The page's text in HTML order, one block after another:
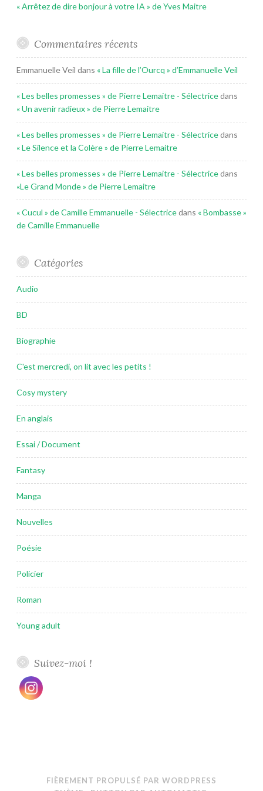
« Arrêtez de dire bonjour à votre IA » de Yves Maitre
Commentaires récents
Emmanuelle Veil dans « La fille de l’Ourcq » d’Emmanuelle Veil
« Les belles promesses » de Pierre Lemaitre - Sélectricedans
« Un avenir radieux » de Pierre Lemaitre
« Les belles promesses » de Pierre Lemaitre - Sélectricedans
« Le Silence et la Colère » de Pierre Lemaitre
« Les belles promesses » de Pierre Lemaitre - Sélectricedans
«Le Grand Monde » de Pierre Lemaitre
« Cucul » de Camille Emmanuelle - Sélectricedans « Bombasse »
de Camille Emmanuelle
Catégories
Audio
BD
Biographie
C'est mercredi, on lit avec les petits !
Cosy mystery
En anglais
Essai / Document
Fantasy
Manga
Nouvelles
Poésie
Policier
Roman
Young adult
Suivez-moi !
FIÈREMENT PROPULSÉ PAR WORDPRESS